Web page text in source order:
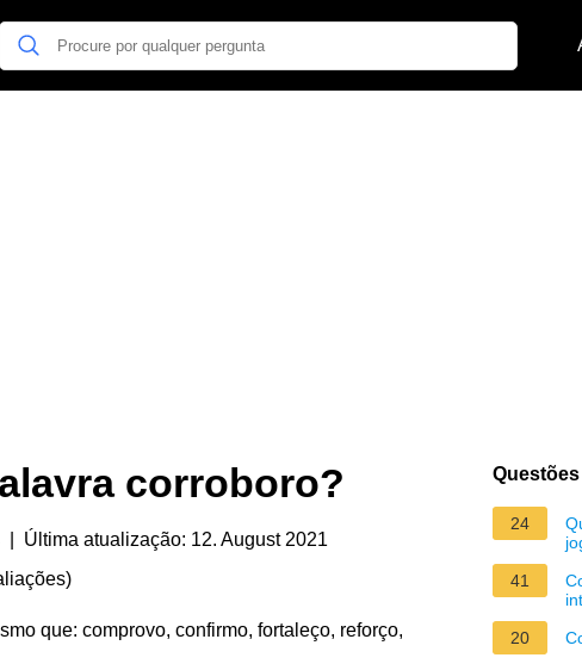
corroboro?
| Última atualização: 12. August 2021
)
que: comprovo, confirmo, fortaleço, reforço,
24
41
20